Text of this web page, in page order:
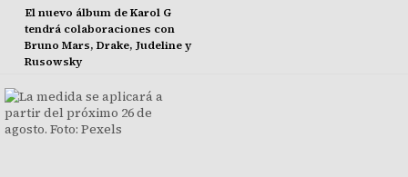
El nuevo álbum de Karol G
tendrá colaboraciones con
Bruno Mars, Drake, Judeline y
Rusowsky